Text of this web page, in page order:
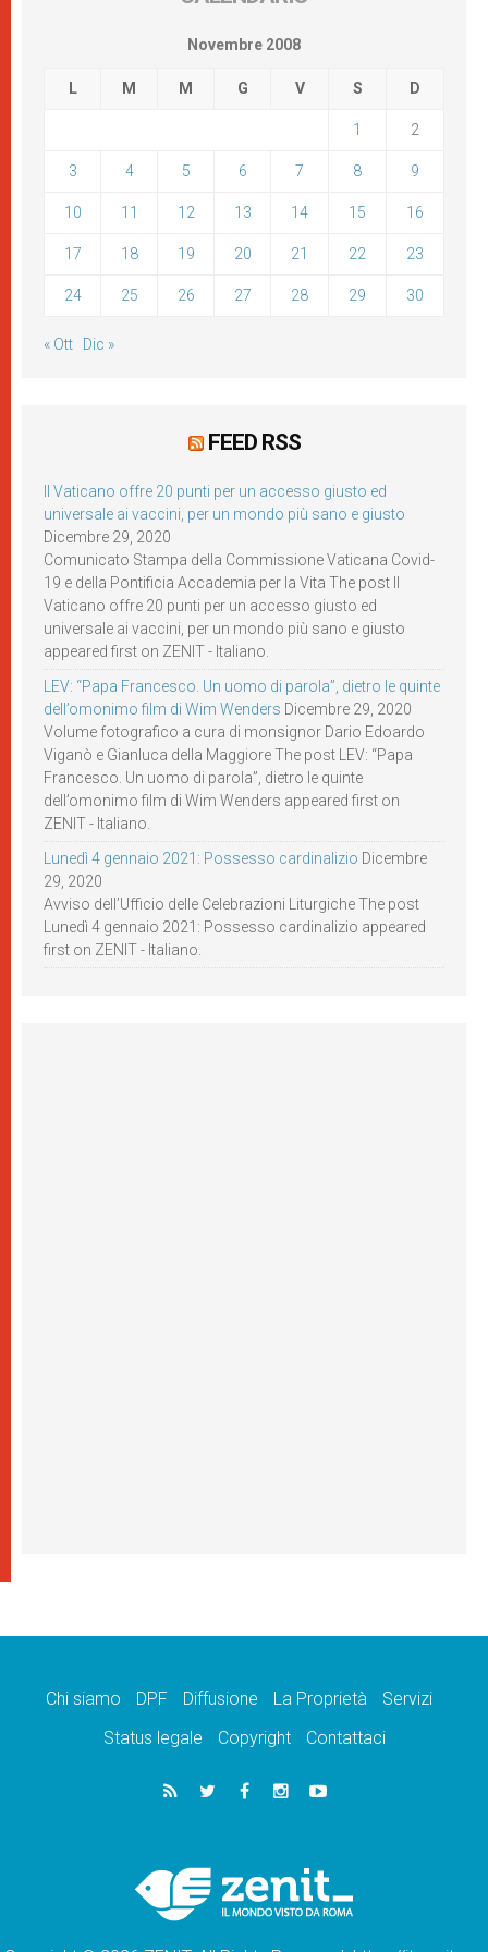
Novembre 2008
L M M G V S D
1 2
3 4 5 6 7 8 9
10 11 12 13 14 15 16
17 18 19 20 21 22 23
24 25 26 27 28 29 30
« Ott Dic »
FEED RSS
Il Vaticano offre 20 punti per un accesso giusto ed
universale ai vaccini, per un mondo più sano e giusto
Dicembre 29, 2020
Comunicato Stampa della Commissione Vaticana Covid-
19 e della Pontificia Accademia per la Vita The post Il
Vaticano offre 20 punti per un accesso giusto ed
universale ai vaccini, per un mondo più sano e giusto
appeared first on ZENIT - Italiano.
LEV: “Papa Francesco. Un uomo di parola”, dietro le quinte
dell’omonimo film di Wim Wenders Dicembre 29, 2020
Volume fotografico a cura di monsignor Dario Edoardo
Viganò e Gianluca della Maggiore The post LEV: “Papa
Francesco. Un uomo di parola”, dietro le quinte
dell’omonimo film di Wim Wenders appeared first on
ZENIT - Italiano.
Lunedì 4 gennaio 2021: Possesso cardinalizio Dicembre
29, 2020
Avviso dell’Ufficio delle Celebrazioni Liturgiche The post
Lunedì 4 gennaio 2021: Possesso cardinalizio appeared
first on ZENIT - Italiano.
Chi siamo DPF Diffusione La Proprietà
Servizi
Status legale
Copyright Contattaci